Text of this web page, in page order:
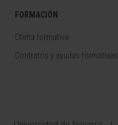
FORMACIÓN
Oferta formativa
Contratos y ayudas formativas